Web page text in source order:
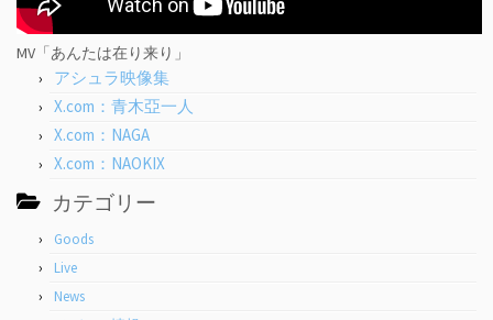
MV「あんたは在り来り」
アシュラ映像集
X.com：青木亞一人
X.com：NAGA
X.com：NAOKIX
カテゴリー
Goods
Live
News